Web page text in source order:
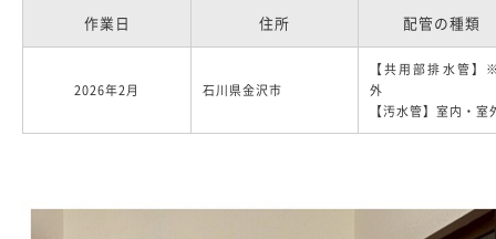
作業日 住所 配管の種類
2026年2月 石川県金沢市
【共用部排水管】
外
【汚水管】室内・室